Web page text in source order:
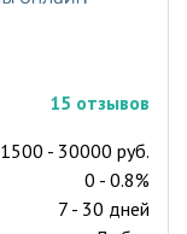
15 отзывов
1500 - 30000 руб.
0 - 0.8%
7 - 30 дней